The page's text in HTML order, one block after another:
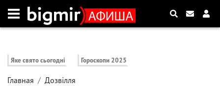
Яке свято сьогодні Гороскопи 2025
Главная Дозвілля